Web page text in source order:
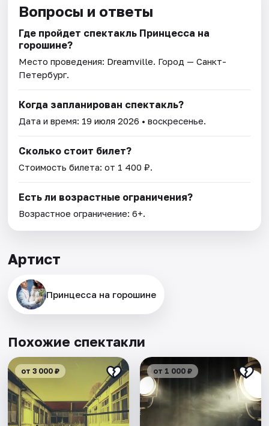
Вопросы и ответы
Где пройдет спектакль Принцесса на
горошине?
Место проведения: Dreamville. Город — Санкт-
Петербург.
Когда запланирован спектакль?
Дата и время: 19 июля 2026 • воскресенье.
Сколько стоит билет?
Стоимость билета: от 1 400 ₽.
Есть ли возрастные ограничения?
Возрастное ограничение: 6+.
Артист
Принцесса на горошине
Похожие спектакли
от 3 000 ₽ от 1 000 ₽